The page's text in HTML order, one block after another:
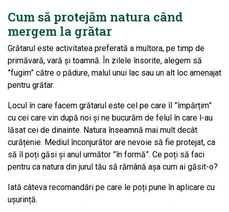
Cum să protejăm natura când
mergem la grătar
Grătarul este activitatea preferată a multora, pe timp de
primăvară, vară și toamnă. În zilele însorite, alegem să
”fugim” către o pădure, malul unui lac sau un alt loc amenajat
pentru grătar.
Locul în care facem grătarul este cel pe care îl ”împărțim”
cu cei care vin după noi și ne bucurăm de felul în care l-au
lăsat cei de dinainte. Natura înseamnă mai mult decât
curățenie. Mediul înconjurător are nevoie să fie protejat, ca
să îl poți găsi și anul următor ”în formă”. Ce poți să faci
pentru ca natura din jurul tău să rămână așa cum ai găsit-o?
Iată câteva recomandări pe care le poți pune în aplicare cu
ușurință.